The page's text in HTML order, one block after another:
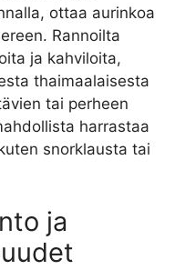
ottaa aurinkoa
Rannoilta
ja kahviloita,
thaimaalaisesta
tai perheen
harrastaa
snorklausta tai
ja